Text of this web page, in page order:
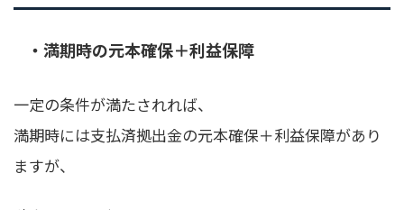
・満期時の元本確保＋利益保障
一定の条件が満たされれば、
満期時には支払済拠出金の元本確保＋利益保障があり
ますが、